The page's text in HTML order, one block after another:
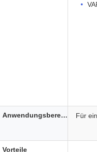
Für
Anwendungsbereich
Vorteile